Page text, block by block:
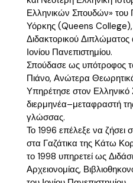
Ελληνικών Σπουδών» του
Υόρκης (Queens College),
Διδακτορικού
Ιονίου Πανεπιστημίου.
Σπούδασε ως υπότροφος
Πιάνο, Ανώτερα
Υπηρέτησε στον Ελληνικό
διερμηνέα–μεταφραστή
γλώσσας.
Το 1996 επέλεξε να ζήσει
στα Γαζάτικα της Κάτω
το 1998 υπηρετεί ως
Αρχειονομίας,